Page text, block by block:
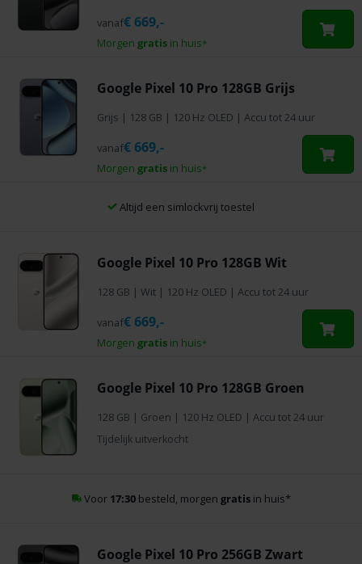
Morgen gratis in huis*
vanaf€669,-
Google Pixel 10 Pro 128GB Grijs
Grijs | 128 GB | 120 Hz OLED | Accu tot 24 uur
Morgen gratis in huis*
vanaf€669,-
Google Pixel 10 Pro 128GB Wit
128 GB | Wit | 120 Hz OLED | Accu tot 24 uur
Morgen gratis in huis*
vanaf€669,-
Altijd een simlockvrij toestel
Google Pixel 10 Pro 128GB Groen
128 GB | Groen | 120 Hz OLED | Accu tot 24 uur
Tijdelijk uitverkocht
Google Pixel 10 Pro 256GB Zwart
Voor 17:30besteld, morgen gratisin huis*